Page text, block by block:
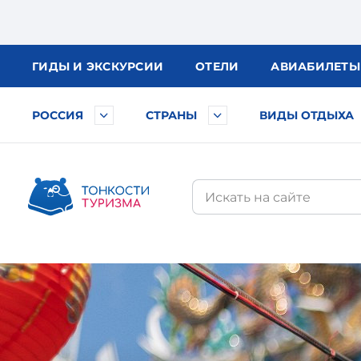
ГИДЫ И ЭКСКУРСИИ ОТЕЛИ АВИАБИЛЕТЫ
РОССИЯ СТРАНЫ ВИДЫ ОТДЫХА